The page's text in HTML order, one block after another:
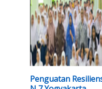
Penguatan